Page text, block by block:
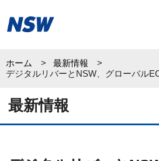
ホーム
最新情報
デジタルリバーとNSW、グローバル
最新情報